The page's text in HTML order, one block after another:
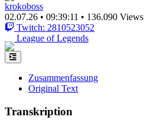
krokoboss
02.07.26 • 09:39:11 • 136.090 Views
Twitch: 2810523052
League of Legends
Zusammenfassung
Original Text
Transkription